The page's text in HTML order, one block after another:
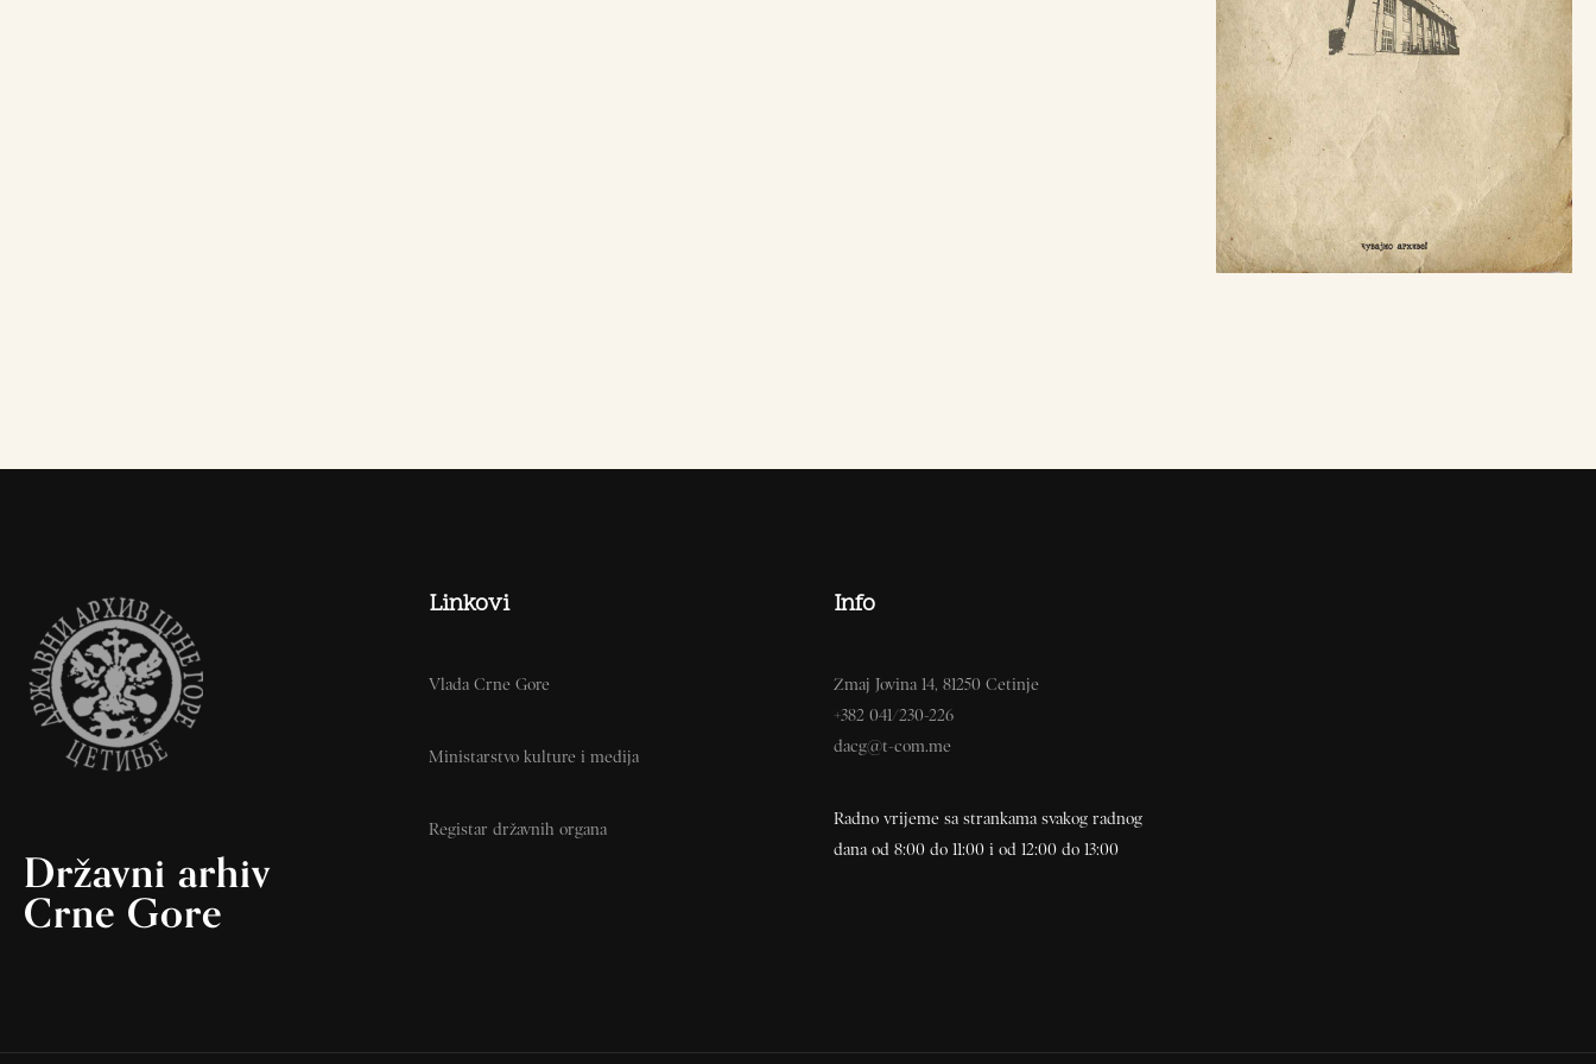
Državni arhiv
Crne Gore
Linkovi
Vlada Crne Gore
Ministarstvo kulture i medija
Registar državnih organa
Info
Zmaj Jovina 14, 81250 Cetinje
+382 041/230-226
dacg@t-com.me
Radno vrijeme sa strankama svakog radnog
dana od 8:00 do 11:00 i od 12:00 do 13:00